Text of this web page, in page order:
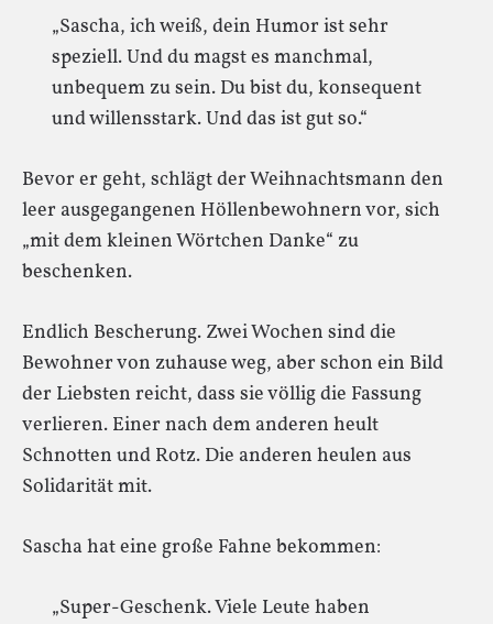
„Sascha, ich weiß, dein Humor ist sehr
speziell. Und du magst es manchmal,
unbequem zu sein. Du bist du, konsequent
und willensstark. Und das ist gut so.“
Bevor er geht, schlägt der Weihnachtsmann den
leer ausgegangenen Höllenbewohnern vor, sich
„mit dem kleinen Wörtchen Danke“ zu
beschenken.
Endlich Bescherung. Zwei Wochen sind die
Bewohner von zuhause weg, aber schon ein Bild
der Liebsten reicht, dass sie völlig die Fassung
verlieren. Einer nach dem anderen heult
Schnotten und Rotz. Die anderen heulen aus
Solidarität mit.
Sascha hat eine große Fahne bekommen:
„Super-Geschenk. Viele Leute haben